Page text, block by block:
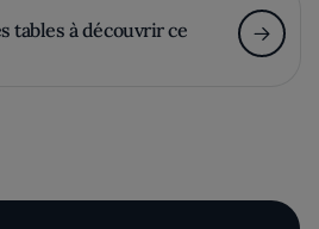
tables à découvrir ce